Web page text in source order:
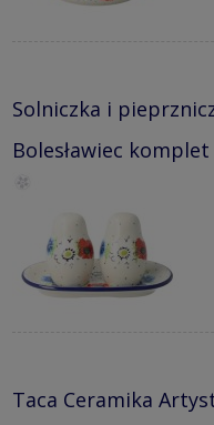
Solniczka i
Bolesławiec komplet
Taca Ceramika